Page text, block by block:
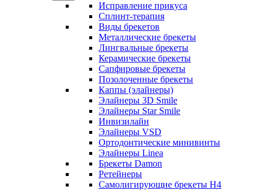
Исправление прикуса
Сплинт-терапия
Виды брекетов
Металлические брекеты
Лингвальные брекеты
Керамические брекеты
Сапфировые брекеты
Позолоченные брекеты
Каппы (элайнеры)
Элайнеры 3D Smile
Элайнеры Star Smile
Инвизилайн
Элайнеры VSD
Ортодонтические минивинты
Элайнеры Linea
Брекеты Damon
Ретейнеры
Самолигирующие брекеты H4